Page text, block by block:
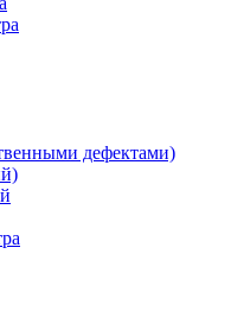
дефектами)